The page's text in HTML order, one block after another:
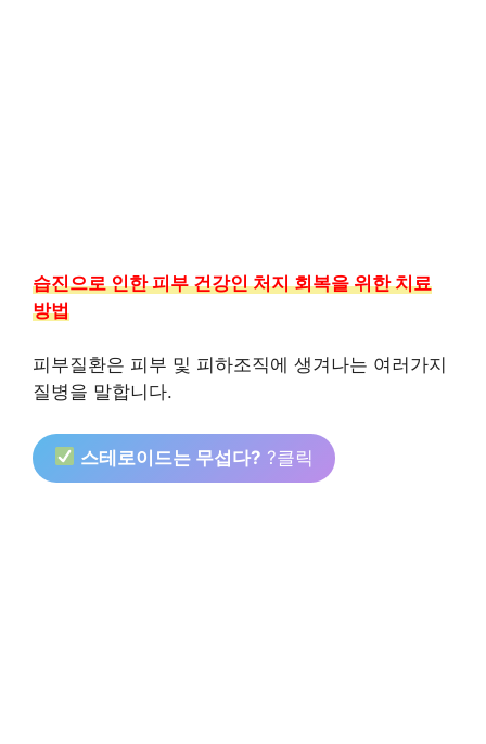
습진으로 인한 피부 건강인 처지 회복을 위한 치료
방법
피부질환은 피부 및 피하조직에 생겨나는 여러가지
질병을 말합니다.
스테로이드는 무섭다? ?클릭